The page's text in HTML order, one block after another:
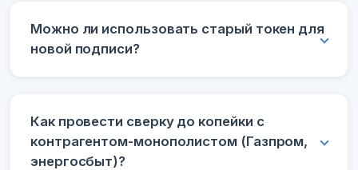
Можно ли использовать старый токен для
новой подписи?
Как провести сверку до копейки с
контрагентом-монополистом (Газпром,
энергосбыт)?